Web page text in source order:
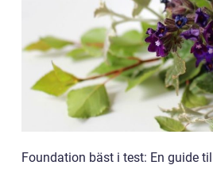
Foundation bäst i test: En guide